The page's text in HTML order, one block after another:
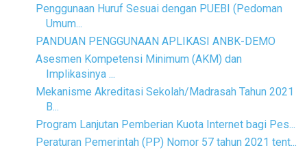
Penggunaan Huruf Sesuai dengan PUEBI (Pedoman
Umum...
PANDUAN PENGGUNAAN APLIKASI ANBK-DEMO
Asesmen Kompetensi Minimum (AKM) dan
Implikasinya ...
Mekanisme Akreditasi Sekolah/Madrasah Tahun 2021
B...
Program Lanjutan Pemberian Kuota Internet bagi Pes...
Peraturan Pemerintah (PP) Nomor 57 tahun 2021 tent...